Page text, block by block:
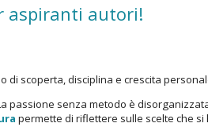
aspiranti autori!
di scoperta, disciplina e crescita
passione senza metodo è
permette di riflettere sulle scelte che